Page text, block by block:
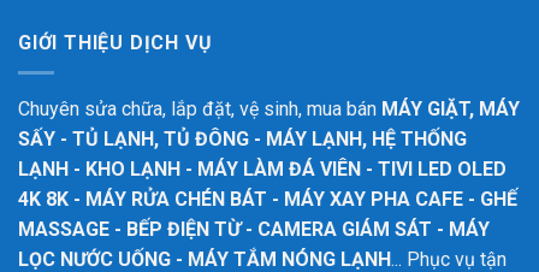
GIỚI THIỆU DỊCH VỤ
Chuyên sửa chữa, lắp đặt, vệ sinh, mua bán MÁY GIẶT, MÁY
SẤY - TỦ LẠNH, TỦ ĐÔNG - MÁY LẠNH, HỆ THỐNG
LẠNH - KHO LẠNH - MÁY LÀM ĐÁ VIÊN - TIVI LED OLED
4K 8K - MÁY RỬA CHÉN BÁT - MÁY XAY PHA CAFE - GHẾ
MASSAGE - BẾP ĐIỆN TỪ - CAMERA GIÁM SÁT - MÁY
LỌC NƯỚC UỐNG - MÁY TẮM NÓNG LẠNH... Phục vụ tận